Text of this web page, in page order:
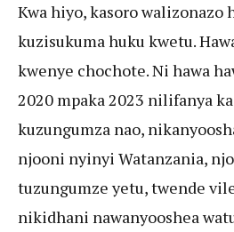
Kwa hiyo, kasoro walizonazo
kuzisukuma huku kwetu.
kwenye chochote. Ni hawa
2020 mpaka 2023 nilifanya
kuzungumza nao,
njooni nyinyi Watanzania,
tuzungumze yetu, twende
nikidhani nawanyooshea